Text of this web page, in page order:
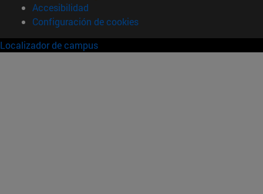
Accesibilidad
Configuración de cookies
Localizador de campus